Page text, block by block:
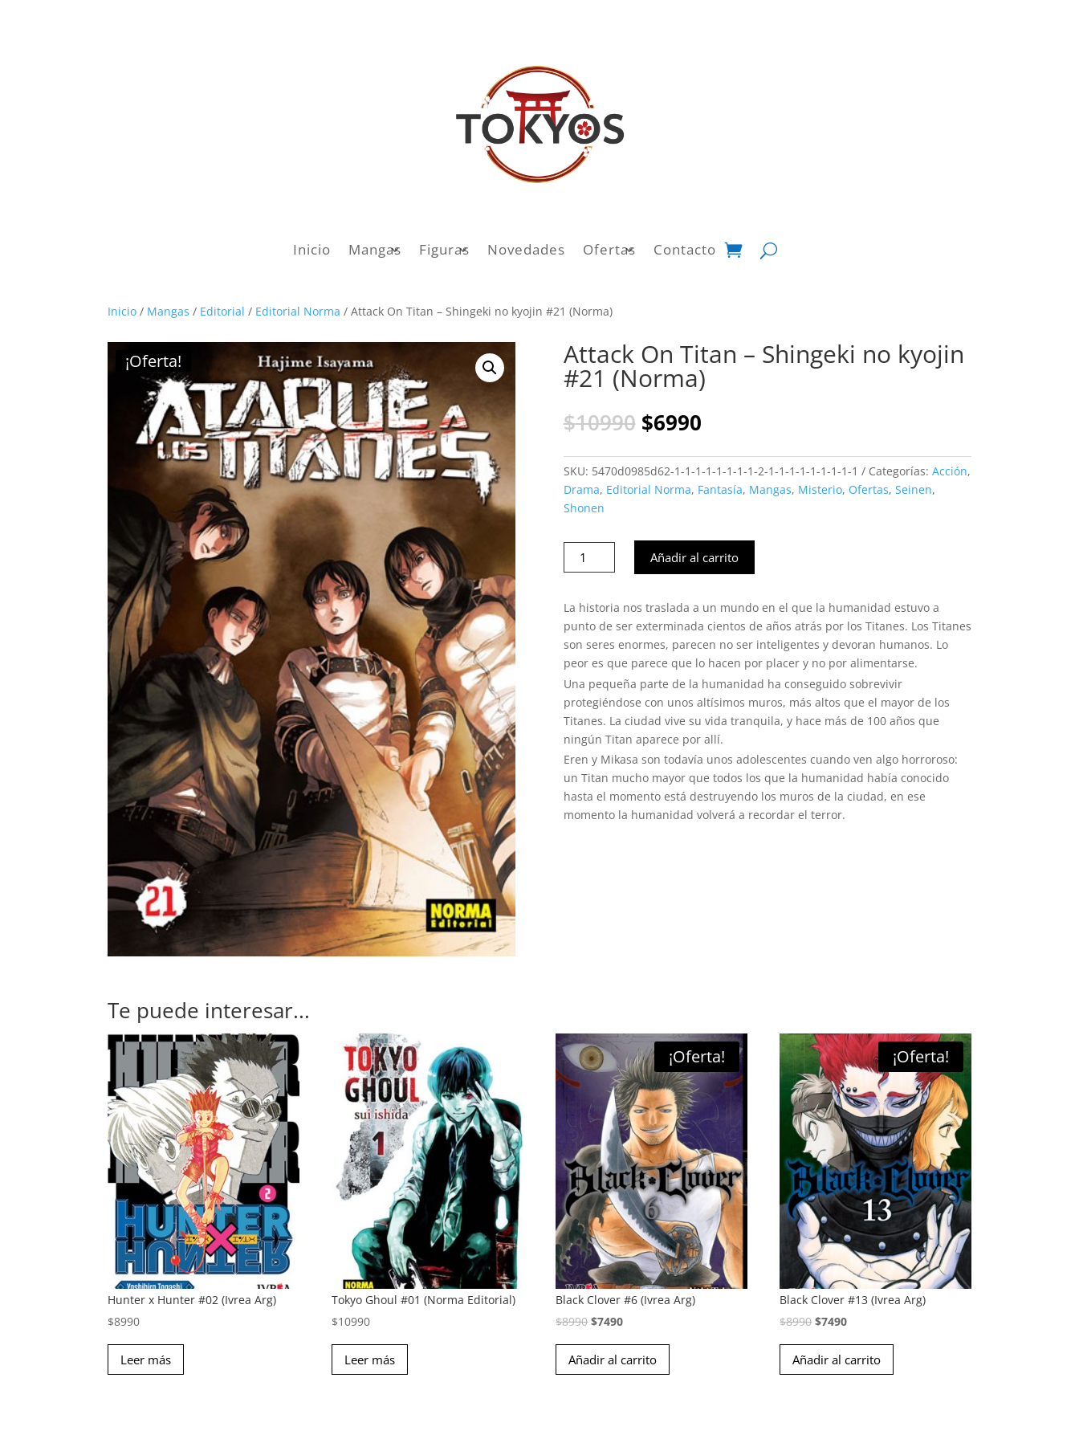
Inicio Mangas Figuras Novedades Ofertas Contacto
Inicio / Mangas / Editorial / Editorial Norma / Attack On Titan – Shingeki no kyojin #21 (Norma)
¡Oferta! Attack On Titan – Shingeki no kyojin
#21 (Norma)
$10990 El
precio
original
era:
$10990.
$6990El
actual
es:
$6990.
SKU: 5470d0985d62-1-1-1-1-1-1-1-1-2-1-1-1-1-1-1-1-1-1 Categorías: Acción,
Drama, Editorial Norma, Fantasía, Mangas, Misterio, Ofertas, Seinen,
Shonen
Attack
On
-
Shingeki
no
kyojin
#21
(Norma)
cantidad
Añadir al carrito
La historia nos traslada a un mundo en el que la humanidad estuvo a
punto de ser exterminada cientos de años atrás por los Titanes. Los Titanes
son seres enormes, parecen no ser inteligentes y devoran humanos. Lo
peor es que parece que lo hacen por placer y no por alimentarse.
Una pequeña parte de la humanidad ha conseguido sobrevivir
protegiéndose con unos altísimos muros, más altos que el mayor de los
Titanes. La ciudad vive su vida tranquila, y hace más de 100 años que
ningún Titan aparece por allí.
Eren y Mikasa son todavía unos adolescentes cuando ven algo horroroso:
un Titan mucho mayor que todos los que la humanidad había conocido
hasta el momento está destruyendo los muros de la ciudad, en ese
momento la humanidad volverá a recordar el terror.
Te puede interesar...
Hunter x Hunter #02 (Ivrea Arg)
$8990
Leer más
Tokyo Ghoul #01 (Norma Editorial)
$10990
Leer más
¡Oferta!
Black Clover #6 (Ivrea Arg)
$8990El
precio
original
$7490El
precio
actual
Añadir al carrito
¡Oferta!
Black Clover #13 (Ivrea Arg)
$8990El
precio
original
$7490El
precio
actual
Añadir al carrito